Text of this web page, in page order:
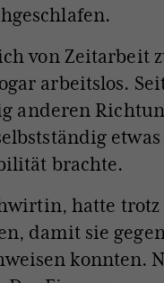
von Zeitarbeit
arbeitslos.
anderen
brachte.
hatte
damit sie
konnten.